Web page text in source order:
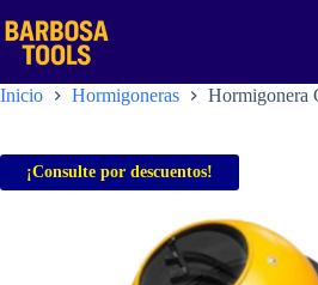
al
contenido
Inicio Hormigoneras Hormigonera
¡Consulte por descuentos!